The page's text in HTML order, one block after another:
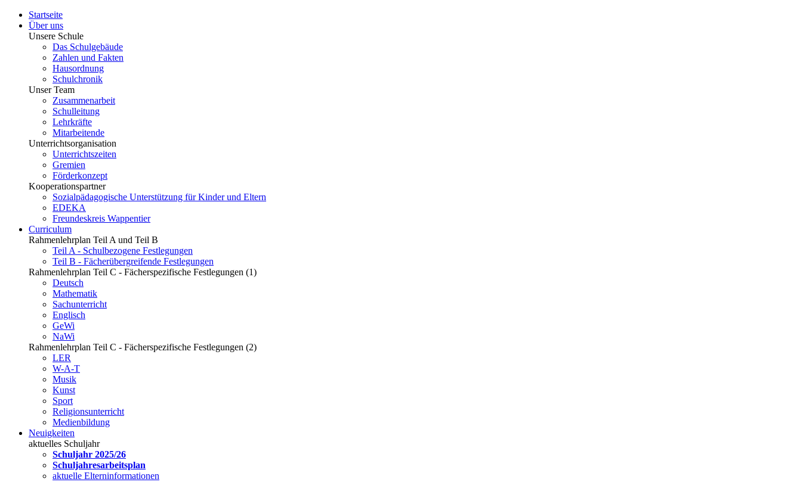
Startseite
Über uns
Unsere Schule
Das Schulgebäude
Zahlen und Fakten
Hausordnung
Schulchronik
Unser Team
Zusammenarbeit
Schulleitung
Lehrkräfte
Mitarbeitende
Unterrichtsorganisation
Unterrichtszeiten
Gremien
Förderkonzept
Kooperationspartner
Sozialpädagogische Unterstützung für Kinder und Eltern
EDEKA
Freundeskreis Wappentier
Curriculum
Rahmenlehrplan Teil A und Teil B
Teil A - Schulbezogene Festlegungen
Teil B - Fächerübergreifende Festlegungen
Rahmenlehrplan Teil C - Fächerspezifische Festlegungen (1)
Deutsch
Mathematik
Sachunterricht
Englisch
GeWi
NaWi
Rahmenlehrplan Teil C - Fächerspezifische Festlegungen (2)
LER
W-A-T
Musik
Kunst
Sport
Religionsunterricht
Medienbildung
Neuigkeiten
aktuelles Schuljahr
Schuljahr 2025/26
Schuljahresarbeitsplan
aktuelle Elterninformationen